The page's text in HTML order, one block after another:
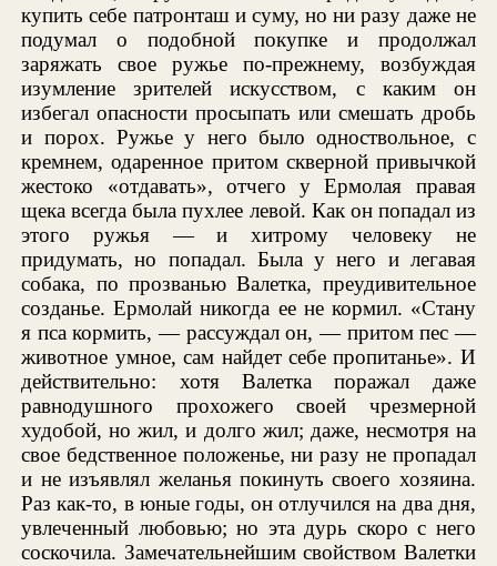
купить себе патронташ и суму, но ни разу даже не
подумал о подобной покупке и продолжал
заряжать свое ружье по-прежнему, возбуждая
изумление зрителей искусством, с каким он
избегал опасности просыпать или смешать дробь
и порох. Ружье у него было одноствольное, с
кремнем, одаренное притом скверной привычкой
жестоко «отдавать», отчего у Ермолая правая
щека всегда была пухлее левой. Как он попадал из
этого ружья — и хитрому человеку не
придумать, но попадал. Была у него и легавая
собака, по прозванью Валетка, преудивительное
созданье. Ермолай никогда ее не кормил. «Стану
я пса кормить, — рассуждал он, — притом пес —
животное умное, сам найдет себе пропитанье». И
действительно: хотя Валетка поражал даже
равнодушного прохожего своей чрезмерной
худобой, но жил, и долго жил; даже, несмотря на
свое бедственное положенье, ни разу не пропадал
и не изъявлял желанья покинуть своего хозяина.
Раз как-то, в юные годы, он отлучился на два дня,
увлеченный любовью; но эта дурь скоро с него
соскочила. Замечательнейшим свойством Валетки